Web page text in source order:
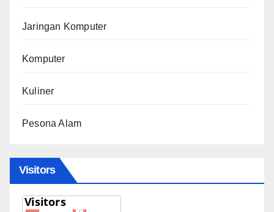
Jaringan Komputer
Komputer
Kuliner
Pesona Alam
Visitors